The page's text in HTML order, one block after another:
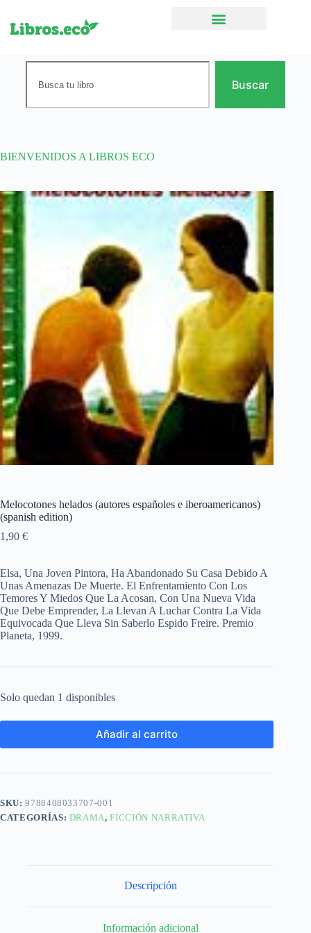
Buscar
BIENVENIDOS A LIBROS ECO
Melocotones helados (autores españoles e iberoamericanos)
(spanish edition)
1,90 €
Elsa, Una Joven Pintora, Ha Abandonado Su Casa Debido A
Unas Amenazas De Muerte. El Enfrentamiento Con Los
Temores Y Miedos Que La Acosan, Con Una Nueva Vida
Que Debe Emprender, La Llevan A Luchar Contra La Vida
Equivocada Que Lleva Sin Saberlo Espido Freire. Premio
Planeta, 1999.
Solo quedan 1 disponibles
Añadir al carrito
SKU:9788408033707-001
CATEGORÍAS: DRAMA,FICCIÓN NARRATIVA
Descripción
Información adicional